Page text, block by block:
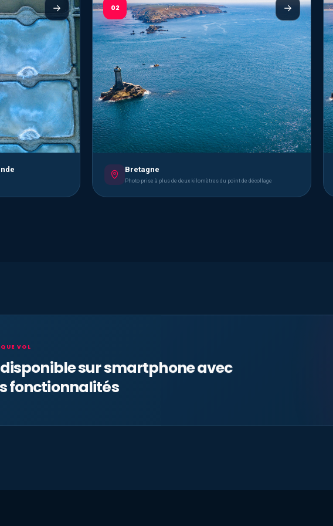
02
Bretagne
Photo prise à plus de deux kilomètres du point de décollage
VOL
sur smartphone avec
fonctionnalités